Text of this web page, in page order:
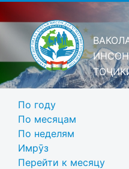
По году
По месяцам
По неделям
Имрӯз
Перейти к месяцу